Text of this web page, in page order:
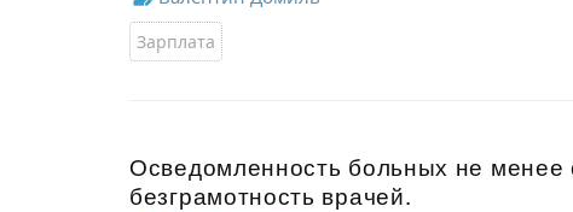
Зарплата
Осведомленность больных не менее
безграмотность врачей.